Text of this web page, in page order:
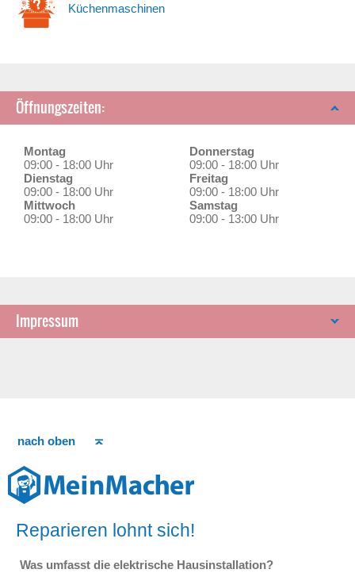
Küchenmaschinen
Öffnungszeiten:
Montag
09:00 - 18:00 Uhr
Dienstag
09:00 - 18:00 Uhr
Mittwoch
09:00 - 18:00 Uhr
Donnerstag
09:00 - 18:00 Uhr
Freitag
09:00 - 18:00 Uhr
Samstag
09:00 - 13:00 Uhr
Impressum
nach oben
Reparieren lohnt sich!
Was umfasst die elektrische Hausinstallation?